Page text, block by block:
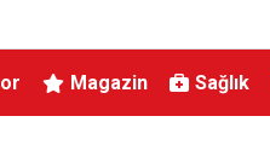
Magazin Sağlık
zirve tırmanışı